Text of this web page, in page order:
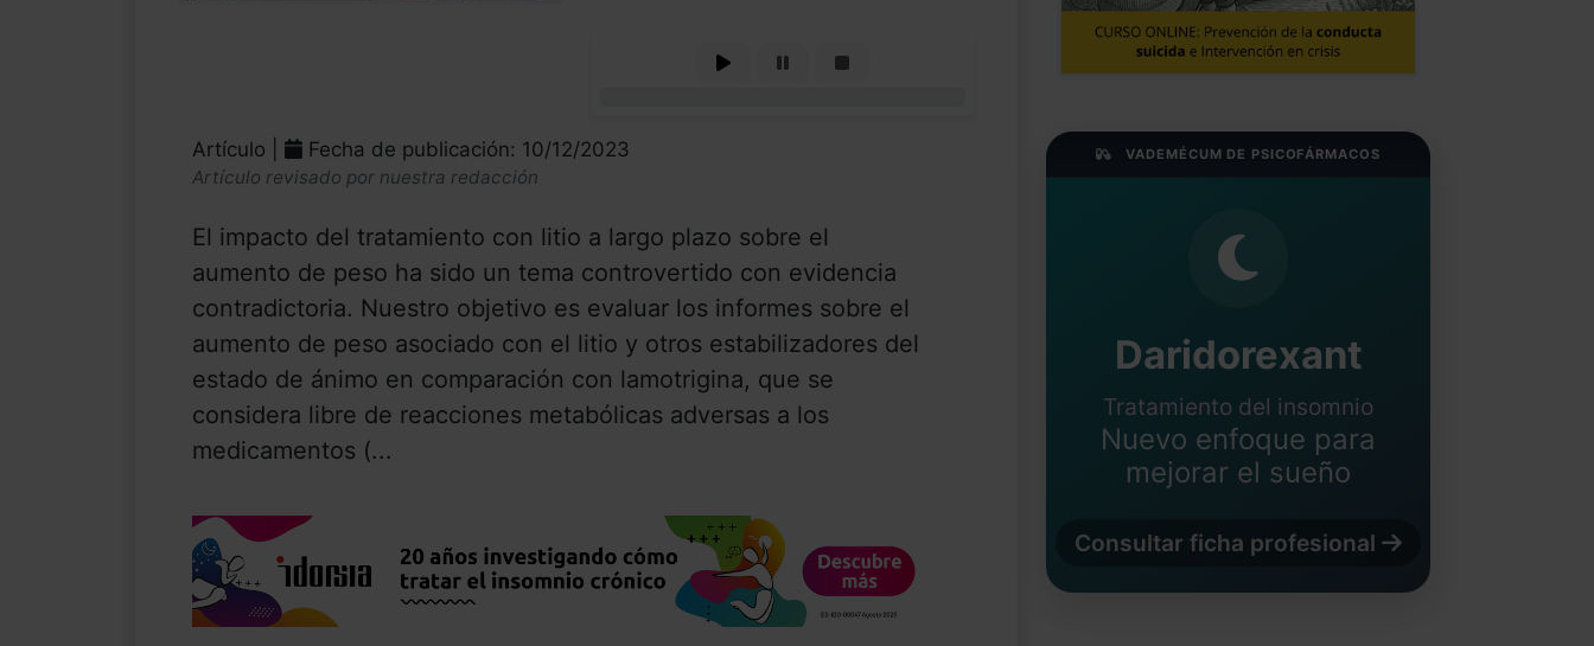
Artículo | Fecha de publicación: 10/12/2023
Artículo revisado por nuestra redacción
El impacto del tratamiento con litio a largo plazo sobre el
aumento de peso ha sido un tema controvertido con evidencia
contradictoria. Nuestro objetivo es evaluar los informes sobre el
aumento de peso asociado con el litio y otros estabilizadores del
estado de ánimo en comparación con lamotrigina, que se
considera libre de reacciones metabólicas adversas a los
medicamentos (...
VADEMÉCUM DE PSICOFÁRMACOS
Daridorexant
Tratamiento del insomnio
Nuevo enfoque para
mejorar el sueño
Consultar ficha profesional